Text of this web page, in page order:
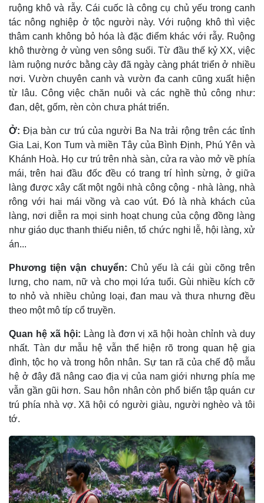
ruộng khô và rẫy. Cái cuốc là công cụ chủ yếu trong canh
tác nông nghiệp ở tộc người này. Với ruộng khô thì việc
thâm canh không bỏ hóa là đặc điểm khác với rẫy. Ruộng
khô thường ở vùng ven sông suối. Từ đầu thế kỷ XX, việc
làm ruộng nước bằng cày đã ngày càng phát triển ở nhiều
nơi. Vườn chuyên canh và vườn đa canh cũng xuất hiện
từ lâu. Công việc chăn nuôi và các nghề thủ công như:
đan, dệt, gốm, rèn còn chưa phát triển.
Ở:Ðịa bàn cư trú của người Ba Na trải rộng trên các tỉnh
Gia Lai, Kon Tum và miền Tây của Bình Ðịnh, Phú Yên và
Khánh Hoà. Họ cư trú trên nhà sàn, cửa ra vào mở về phía
mái, trên hai đầu đốc đều có trang trí hình sừng, ở giữa
làng được xây cất một ngôi nhà công cộng - nhà làng, nhà
rông với hai mái vồng và cao vút. Ðó là nhà khách của
làng, nơi diễn ra mọi sinh hoạt chung của cộng đồng làng
như giáo dục thanh thiếu niên, tổ chức nghi lễ, hội làng, xử
án...
Phương tiện vận chuyển: Chủ yếu là cái gùi cõng trên
lưng, cho nam, nữ và cho mọi lứa tuổi. Gùi nhiều kích cỡ
to nhỏ và nhiều chủng loại, đan mau và thưa nhưng đều
theo một mô típ cổ truyền.
Quan hệ xã hội: Làng là đơn vị xã hội hoàn chỉnh và duy
nhất. Tàn dư mẫu hệ vẫn thể hiện rõ trong quan hệ gia
đình, tộc họ và trong hôn nhân. Sự tan rã của chế độ mẫu
hệ ở đây đã nâng cao địa vị của nam giới nhưng phía mẹ
vẫn gần gũi hơn. Sau hôn nhân còn phổ biến tập quán cư
trú phía nhà vợ. Xã hội có người giàu, người nghèo và tôi
tớ.